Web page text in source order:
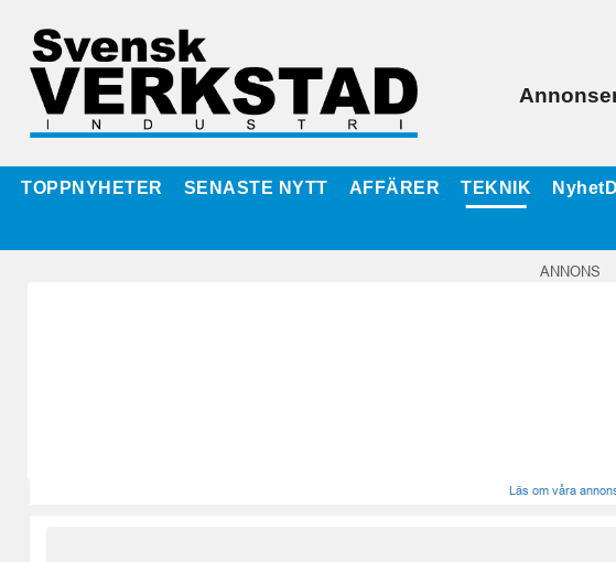
TOPPNYHETER SENASTE NYTT AFFÄRER TEKNIK
ANNONS
Läs om våra